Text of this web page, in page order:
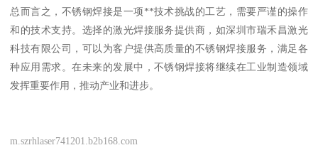
总而言之，不锈钢焊接是一项**技术挑战的工艺，需要严谨的操作
和的技术支持。选择的激光焊接服务提供商，如深圳市瑞禾昌激光
科技有限公司，可以为客户提供高质量的不锈钢焊接服务，满足各
种应用需求。在未来的发展中，不锈钢焊接将继续在工业制造领域
发挥重要作用，推动产业和进步。
m.szrhlaser741201.b2b168.com